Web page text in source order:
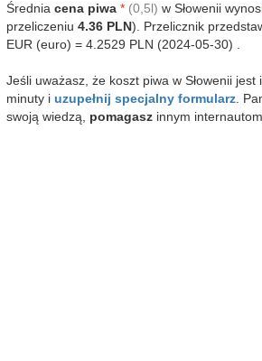
Średnia cena piwa * (0,5l) w Słowenii
przeliczeniu 4.36 PLN). Przelicznik
EUR (euro) = 4.2529 PLN (2024-05-30) .
Jeśli uważasz, że koszt piwa w Słowenii jest
minuty i uzupełnij specjalny formularz .
swoją wiedzą, pomagasz innym internautom.